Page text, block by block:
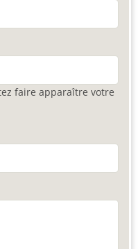
faire apparaître votre